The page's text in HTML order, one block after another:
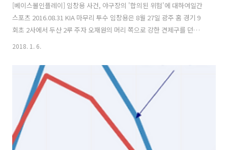
[베이스볼인플레이] 임창용 사건, 야구장의 '합의된 위험'에 대하여일간
스포츠 2016.08.31 KIA 마무리 투수 임창용은 8월 27일 광주 홈 경기 9
회초 2사에서 두산 2루 주자 오재원의 머리 쪽으로 강한 견제구를 던졌
다. 이 플레이는 두산의 항의와 임창용과 오재원에 대한 주심의 경고, 그
대해 생각을 정리했다. 1. 임창용은 '미친짓'을 했다. 고의든, 실수든, 사
고든 주자 머리로 강속구 견제구를 던진 건 여햐튼 '미친짓'이 맞다고 본
다. 2. 하지만 '살인미수'니 '선수생명이 걸린 문제' 같은 수사에는 전적
으로 동의하기 어렵다. 시속 140킬로미터짜리 야구공을 맞으면 물론 죽
을 수도 있고, 크게 다칠 수도 있겠다. 하지만 ..
2018. 1. 6.